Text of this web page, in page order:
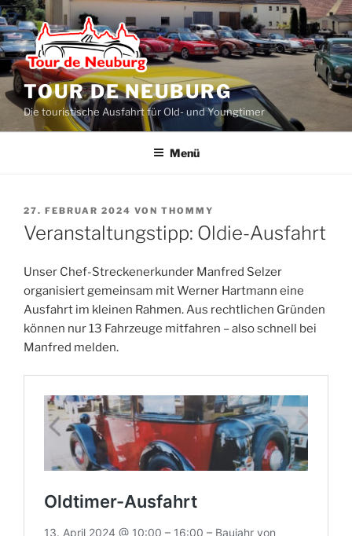
Zum
Inhalt
springen
TOUR DE NEUBURG
Die touristische Ausfahrt für Old- und Youngtimer
Menü
VERÖFFENTLICHT
AM
27. FEBRUAR 2024 VON THOMMY
Veranstaltungstipp: Oldie-Ausfahrt
Unser Chef-Streckenerkunder Manfred Selzer
organisiert gemeinsam mit Werner Hartmann eine
Ausfahrt im kleinen Rahmen. Aus rechtlichen Gründen
können nur 13 Fahrzeuge mitfahren – also schnell bei
Manfred melden.